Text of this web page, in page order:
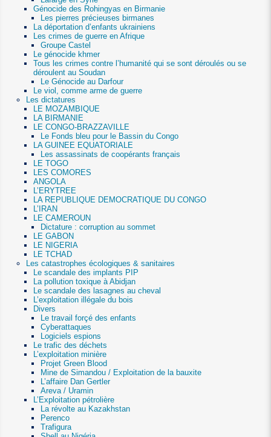
Génocide des Rohingyas en Birmanie
Les pierres précieuses birmanes
La déportation d’enfants ukrainiens
Les crimes de guerre en Afrique
Groupe Castel
Le génocide khmer
Tous les crimes contre l’humanité qui se sont déroulés ou se
déroulent au Soudan
Le Génocide au Darfour
Le viol, comme arme de guerre
Les dictatures
LE MOZAMBIQUE
LA BIRMANIE
LE CONGO-BRAZZAVILLE
Le Fonds bleu pour le Bassin du Congo
LA GUINEE EQUATORIALE
Les assassinats de coopérants français
LE TOGO
LES COMORES
ANGOLA
L’ERYTREE
LA REPUBLIQUE DEMOCRATIQUE DU CONGO
L’IRAN
LE CAMEROUN
Dictature : corruption au sommet
LE GABON
LE NIGERIA
LE TCHAD
Les catastrophes écologiques & sanitaires
Le scandale des implants PIP
La pollution toxique à Abidjan
Le scandale des lasagnes au cheval
L’exploitation illégale du bois
Divers
Le travail forçé des enfants
Cyberattaques
Logiciels espions
Le trafic des déchets
L’exploitation minière
Projet Green Blood
Mine de Simandou / Exploitation de la bauxite
L’affaire Dan Gertler
Areva / Uramin
L’Exploitation pétrolière
La révolte au Kazakhstan
Perenco
Trafigura